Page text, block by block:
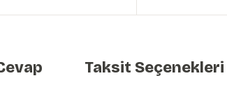
Taksit Seçenekleri